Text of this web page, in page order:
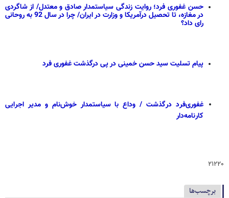
حسن غفوری فرد؛ روایت زندگی سیاستمدار صادق و معتدل/ از شاگردی
در مغازه، تا تحصیل درآمریکا و وزارت در ایران/ چرا در سال 92 به روحانی
رای داد؟
پیام تسلیت سید حسن خمینی در پی درگذشت غفوری فرد
غفوری‌فرد درگذشت / وداع با سیاستمدار خوش‌نام و مدیر اجرایی
کارنامه‌دار
۲۱۲۲۰
برچسب‌ها